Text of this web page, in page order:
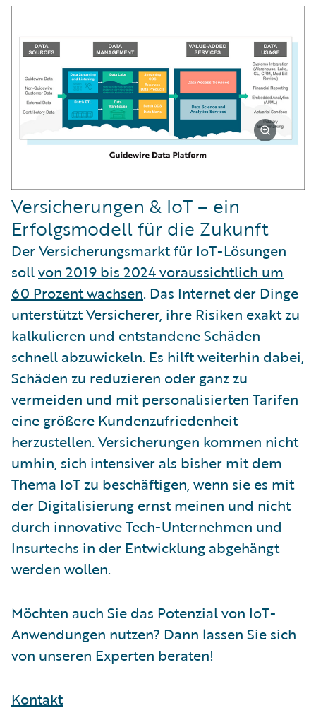
Versicherungen & IoT – ein
Erfolgsmodell für die Zukunft
Der Versicherungsmarkt für IoT-Lösungen
sollvon 2019 bis 2024 voraussichtlich um
60 Prozent wachsen. Das Internet der Dinge
unterstützt Versicherer, ihre Risiken exakt zu
kalkulieren und entstandene Schäden
schnell abzuwickeln. Es hilft weiterhin dabei,
Schäden zu reduzieren oder ganz zu
vermeiden und mit personalisierten Tarifen
eine größere Kundenzufriedenheit
herzustellen. Versicherungen kommen nicht
umhin, sich intensiver als bisher mit dem
Thema IoT zu beschäftigen, wenn sie es mit
der Digitalisierung ernst meinen und nicht
durch innovative Tech-Unternehmen und
Insurtechs in der Entwicklung abgehängt
werden wollen.
Möchten auch Sie das Potenzial von IoT-
Anwendungen nutzen? Dann lassen Sie sich
von unseren Experten beraten!
Kontakt